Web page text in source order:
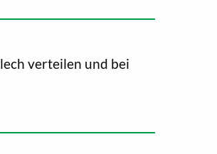
verteilen und bei